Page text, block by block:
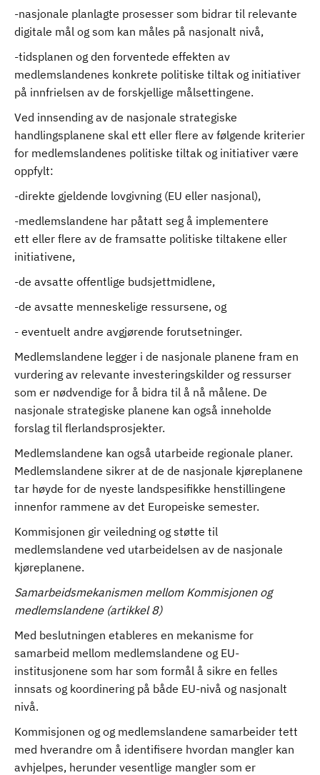
-nasjonale planlagte prosesser som bidrar til relevante
digitale mål og som kan måles på nasjonalt nivå,
-tidsplanen og den forventede effekten av
medlemslandenes konkrete politiske tiltak og initiativer
på innfrielsen av de forskjellige målsettingene.
Ved innsending av de nasjonale strategiske
handlingsplanene skal ett eller flere av følgende kriterier
for medlemslandenes politiske tiltak og initiativer være
oppfylt:
-direkte gjeldende lovgivning (EU eller nasjonal),
-medlemslandene har påtatt seg å implementere
ett eller flere av de framsatte politiske tiltakene eller
initiativene,
-de avsatte offentlige budsjettmidlene,
-de avsatte menneskelige ressursene, og
- eventuelt andre avgjørende forutsetninger.
Medlemslandene legger i de nasjonale planene fram en
vurdering av relevante investeringskilder og ressurser
som er nødvendige for å bidra til å nå målene. De
nasjonale strategiske planene kan også inneholde
forslag til flerlandsprosjekter.
Medlemslandene kan også utarbeide regionale planer.
Medlemslandene sikrer at de de nasjonale kjøreplanene
tar høyde for de nyeste landspesifikke henstillingene
innenfor rammene av det Europeiske semester.
Kommisjonen gir veiledning og støtte til
medlemslandene ved utarbeidelsen av de nasjonale
kjøreplanene.
Samarbeidsmekanismen mellom Kommisjonen og
medlemslandene (artikkel 8)
Med beslutningen etableres en mekanisme for
samarbeid mellom medlemslandene og EU-
institusjonene som har som formål å sikre en felles
innsats og koordinering på både EU-nivå og nasjonalt
nivå.
Kommisjonen og og medlemslandene samarbeider tett
med hverandre om å identifisere hvordan mangler kan
avhjelpes, herunder vesentlige mangler som er